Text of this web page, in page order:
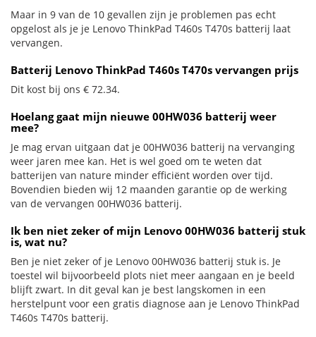
Maar in 9 van de 10 gevallen zijn je problemen pas echt
opgelost als je je Lenovo ThinkPad T460s T470s batterij laat
vervangen.
Batterij Lenovo ThinkPad T460s T470s vervangen prijs
Dit kost bij ons € 72.34.
Hoelang gaat mijn nieuwe 00HW036 batterij weer
mee?
Je mag ervan uitgaan dat je 00HW036 batterij na vervanging
weer jaren mee kan. Het is wel goed om te weten dat
batterijen van nature minder efficiënt worden over tijd.
Bovendien bieden wij 12 maanden garantie op de werking
van de vervangen 00HW036 batterij.
Ik ben niet zeker of mijn Lenovo 00HW036 batterij stuk
is, wat nu?
Ben je niet zeker of je Lenovo 00HW036 batterij stuk is. Je
toestel wil bijvoorbeeld plots niet meer aangaan en je beeld
blijft zwart. In dit geval kan je best langskomen in een
herstelpunt voor een gratis diagnose aan je Lenovo ThinkPad
T460s T470s batterij.